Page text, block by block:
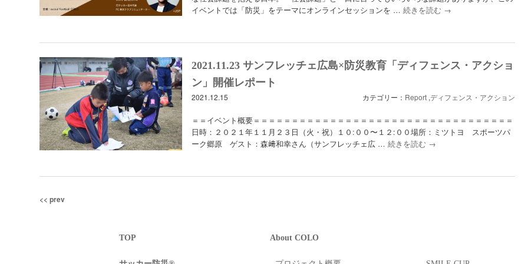
イベントでは「防災」をテーマにオンラインセッションを …続きを読む →
2021.11.23 サンフレッチェ広島×防災教育「ディフェンス・アクショ
ン」開催レポート
2021.12.15 カテゴリー： Report,ディフェンス・アクション
＝＝イベント概要＝＝＝＝＝＝＝＝＝＝＝＝＝＝＝＝＝＝＝＝＝＝＝＝＝＝＝＝＝＝＝＝＝＝
日時：２０２１年１１月２３日（火・祝）１０:００〜１２:００場所：ミツトヨ スポーツパ
ーク郷原 ゲスト：森﨑和幸さん（サンフレッチェ広 …続きを読む →
Post
<<prev
TOP About COLO